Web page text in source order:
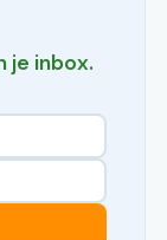
je inbox.